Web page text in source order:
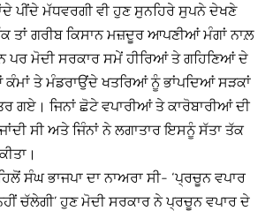
ਪੀਂਦੇ ਮੱਧਵਰਗੀ ਵੀ ਹੁਣ ਸੁਨਹਿਰੇ ਸੁਪਨੇ ਦੇਖਣੇ
ਤਾਂ ਗਰੀਬ ਕਿਸਾਨ ਮਜ਼ਦੂਰ ਆਪਣੀਆਂ ਮੰਗਾਂ ਨਾਲ਼
ਪਰ ਮੋਦੀ ਸਰਕਾਰ ਸਮੇਂ ਹੀਰਿਆਂ ਤੇ ਗਹਿਣਿਆਂ ਦੇ
ਕੰਮਾਂ ਤੇ ਮੰਡਰਾਉਂਦੇ ਖਤਰਿਆਂ ਨੂੰ ਭਾਂਪਦਿਆਂ ਸੜਕਾਂ
ਗਏ। ਜਿਨਾਂ ਛੋਟੇ ਵਪਾਰੀਆਂ ਤੇ ਕਾਰੋਬਾਰੀਆਂ ਦੀ
ਜਾਂਦੀ ਸੀ ਅਤੇ ਜਿੰਨਾਂ ਨੇ ਲਗਾਤਾਰ ਇਸਨੂੰ ਸੱਤਾ ਤੱਕ
ਸੰਘ ਭਾਜਪਾ ਦਾ ਨਾਅਰਾ ਸੀ- ‘ਪ੍ਰਚੂਨ ਵਪਾਰ
ਚੱਲੇਗੀ’ ਹੁਣ ਮੋਦੀ ਸਰਕਾਰ ਨੇ ਪ੍ਰਚੂਨ ਵਪਾਰ ਦੇ